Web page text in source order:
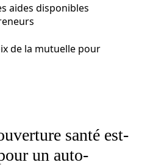
aides disponibles
de la mutuelle pour
santé est-
un auto-